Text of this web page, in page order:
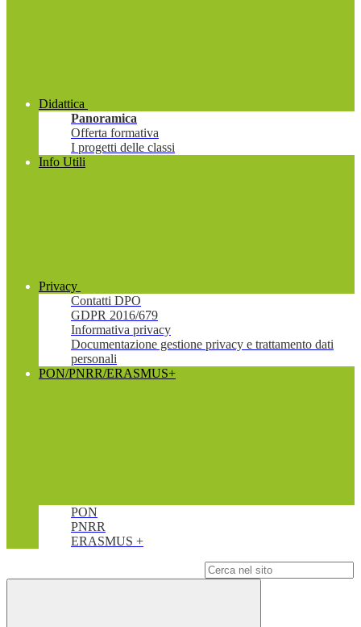
Didattica
Panoramica
Offerta formativa
I progetti delle classi
Info Utili
Privacy
Contatti DPO
GDPR 2016/679
Informativa privacy
Documentazione gestione privacy e trattamento dati
personali
PON/PNRR/ERASMUS+
PON
PNRR
ERASMUS +